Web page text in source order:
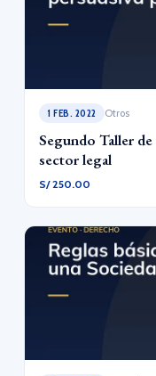
1 FEB. 2022 Otros
Segundo Taller de
sector legal
S/ 250.00